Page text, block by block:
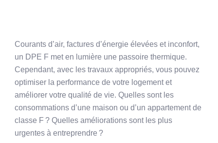
Courants d’air, factures d’énergie élevées et inconfort,
un DPE F met en lumière une passoire thermique.
Cependant, avec les travaux appropriés, vous pouvez
optimiser la performance de votre logement et
améliorer votre qualité de vie. Quelles sont les
consommations d’une maison ou d’un appartement de
classe F ? Quelles améliorations sont les plus
urgentes à entreprendre ?